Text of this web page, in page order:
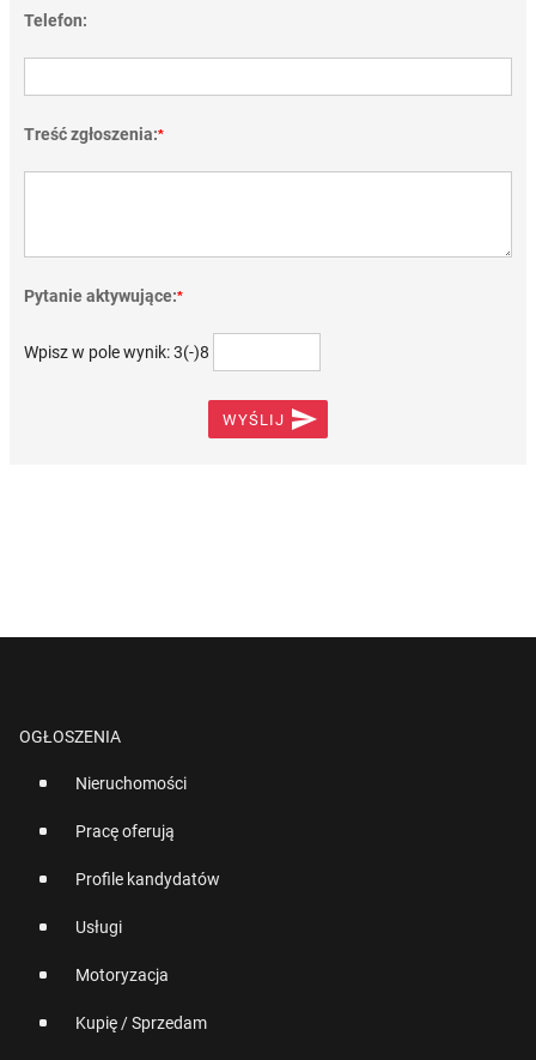
Telefon:
Treść zgłoszenia:*
Pytanie aktywujące:*
Wpisz w pole wynik: 3(-)8
WYŚLIJ 
OGŁOSZENIA
Nieruchomości
Pracę oferują
Profile kandydatów
Usługi
Motoryzacja
Kupię / Sprzedam